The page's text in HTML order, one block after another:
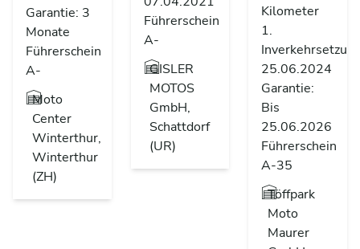
Garantie: 3
Monate
Führerschein
A-
Moto
Center
Winterthur,
Winterthur
(ZH)
Führerschein
A-
GISLER
MOTOS
GmbH,
Schattdorf
(UR)
Kilometer
1.
25.06.2024
Garantie:
Bis
25.06.2026
Führerschein
A-35
Töffpark
Moto
Maurer